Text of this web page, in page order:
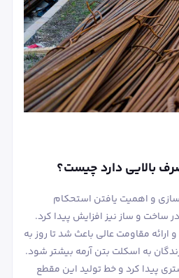
بالایی دارد چیست؟
و اهمیت یافتن استحکام
ساخت و ساز نیز افزایش پیدا کرد.
مقاومت عالی باعث شد تا روز به
به اسکلت بتن آرمه بیشتر شود.
پیدا کرد و خط تولید این مقطع